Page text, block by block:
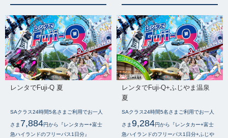
レンタでFuji-Q 夏
SAクラス24時間5名さまご利用でお一人
さま 7,884円から『レンタカー+富士
急ハイランドのフリーパス1日分』
レンタでFuji-Q+ふじやま温泉
夏
SAクラス24時間5名さまご利用でお一人
さま9,284円から『レンタカー+富士
急ハイランドのフリーパス1日分+ふじや